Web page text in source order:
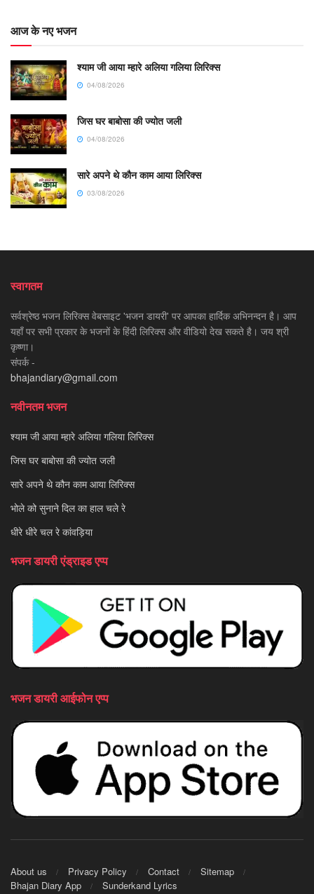
आज के नए भजन
श्याम जी आया म्हारे अलिया गलिया लिरिक्स
04/08/2026
जिस घर बाबोसा की ज्योत जली
04/08/2026
सारे अपने थे कौन काम आया लिरिक्स
03/08/2026
स्वागतम
सर्वश्रेष्ठ भजन लिरिक्स वेबसाइट 'भजन डायरी' पर आपका हार्दिक अभिनन्दन है। आप
यहाँ पर सभी प्रकार के भजनों के हिंदी लिरिक्स और वीडियो देख सकते है। जय श्री
कृष्णा।
संपर्क -
bhajandiary@gmail.com
नवीनतम भजन
श्याम जी आया म्हारे अलिया गलिया लिरिक्स
जिस घर बाबोसा की ज्योत जली
सारे अपने थे कौन काम आया लिरिक्स
भोले को सुनाने दिल का हाल चले रे
धीरे धीरे चल रे कांवड़िया
भजन डायरी एंड्राइड एप्प
भजन डायरी आईफोन एप्प
About us Privacy Policy Contact
Sitemap
Bhajan Diary App
Sunderkand Lyrics